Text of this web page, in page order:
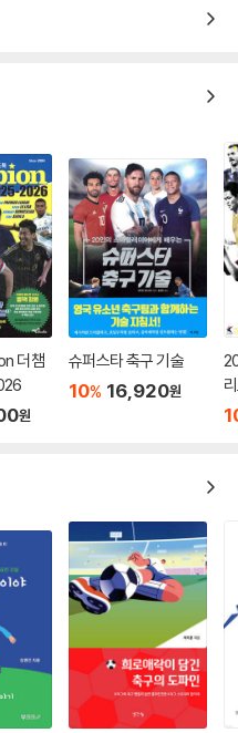
망주를 어떻게 월드클래스로 길
시 이후의 축구를 걱정하던 팬들
어떻게 전설을 만들어내는지
흥미로운 지침서가 될 것이다.
께 목격해 보길 바란다.
더챔
원
슈퍼스타 축구 기술
10% 16,920원